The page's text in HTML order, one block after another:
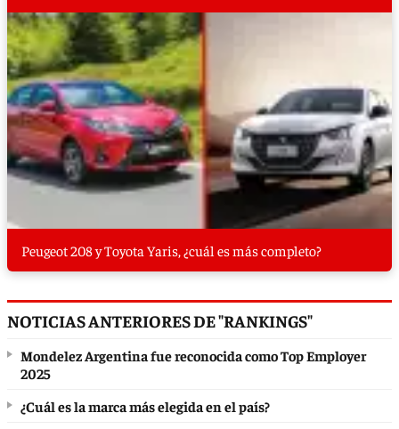
Peugeot 208 y Toyota Yaris, ¿cuál es más completo?
NOTICIAS ANTERIORES DE "RANKINGS"
Mondelez Argentina fue reconocida como Top Employer
2025
¿Cuál es la marca más elegida en el país?